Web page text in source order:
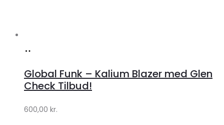
Lykke
Lykke
Global Funk – Kalium Blazer med Glen
Check Tilbud!
600,00 kr.